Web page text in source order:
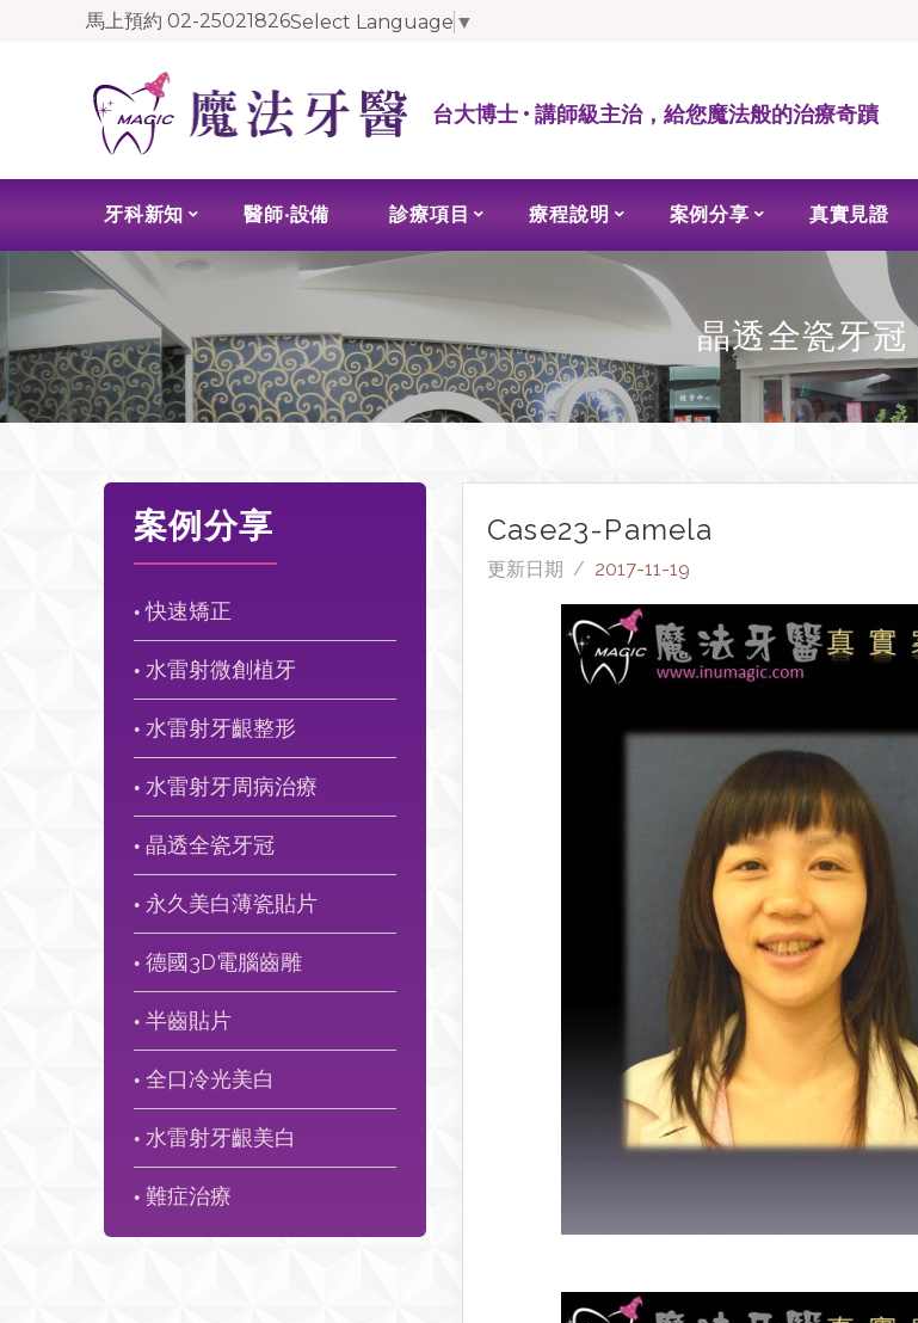
馬上預約 02-25021826Select Language ▼
台大博士 • 講師級主治，給您魔法般的治療奇蹟
牙科新知 醫師‧設備 診療項目 療程說明 案例分享 真實見證
晶透全瓷牙冠
案例分享
● 快速矯正
● 水雷射微創植牙
● 水雷射牙齦整形
● 水雷射牙周病治療
● 晶透全瓷牙冠
● 永久美白薄瓷貼片
● 德國3D電腦齒雕
● 半齒貼片
● 全口冷光美白
● 水雷射牙齦美白
● 難症治療
Case23-Pamela
更新日期 / 2017-11-19